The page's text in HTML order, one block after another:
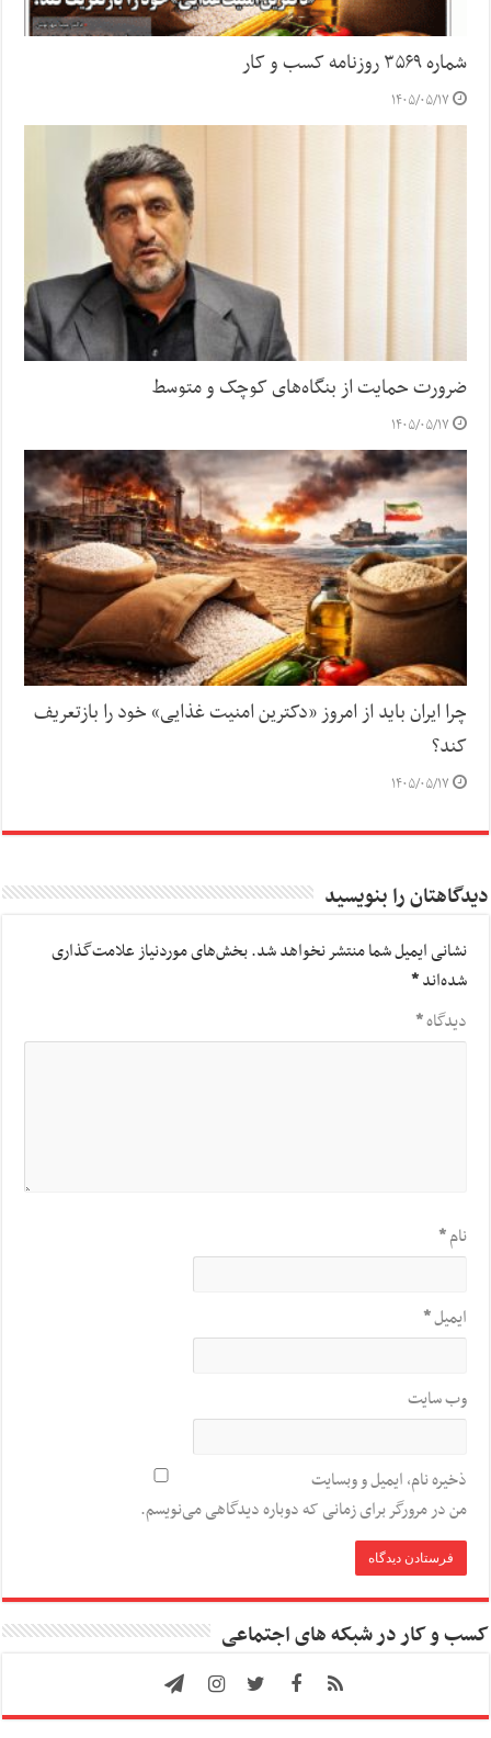
شماره ۳۵۶۹ روزنامه کسب و کار
۱۴۰۵/۰۵/۱۷
ضرورت حمایت از بنگاه‌های کوچک و متوسط
۱۴۰۵/۰۵/۱۷
چرا ایران باید از امروز «دکترین امنیت غذایی» خود را بازتعریف
کند؟
۱۴۰۵/۰۵/۱۷
دیدگاهتان را بنویسید
نشانی ایمیل شما منتشر نخواهد شد.بخش‌های موردنیاز علامت‌گذاری
شده‌اند*
دیدگاه*
نام*
ایمیل*
وب‌ سایت
ذخیره نام، ایمیل و وبسایت
من در مرورگر برای زمانی که دوباره دیدگاهی می‌نویسم.
کسب و کار در شبکه های اجتماعی